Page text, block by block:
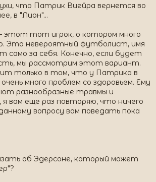
что Патрик Виейра вернется во
в "Лион"…
этот тот игрок, о котором много
Это невероятный футболист, имя
само за себя. Конечно, если будет
мы рассмотрим этот вариант.
только в том, что у Патрика в
много проблем со здоровьем. Ему
разнообразные травмы и
я вам еще раз повторяю, что ничего
вопросу вам поведать пока
об Эдерсоне, который может